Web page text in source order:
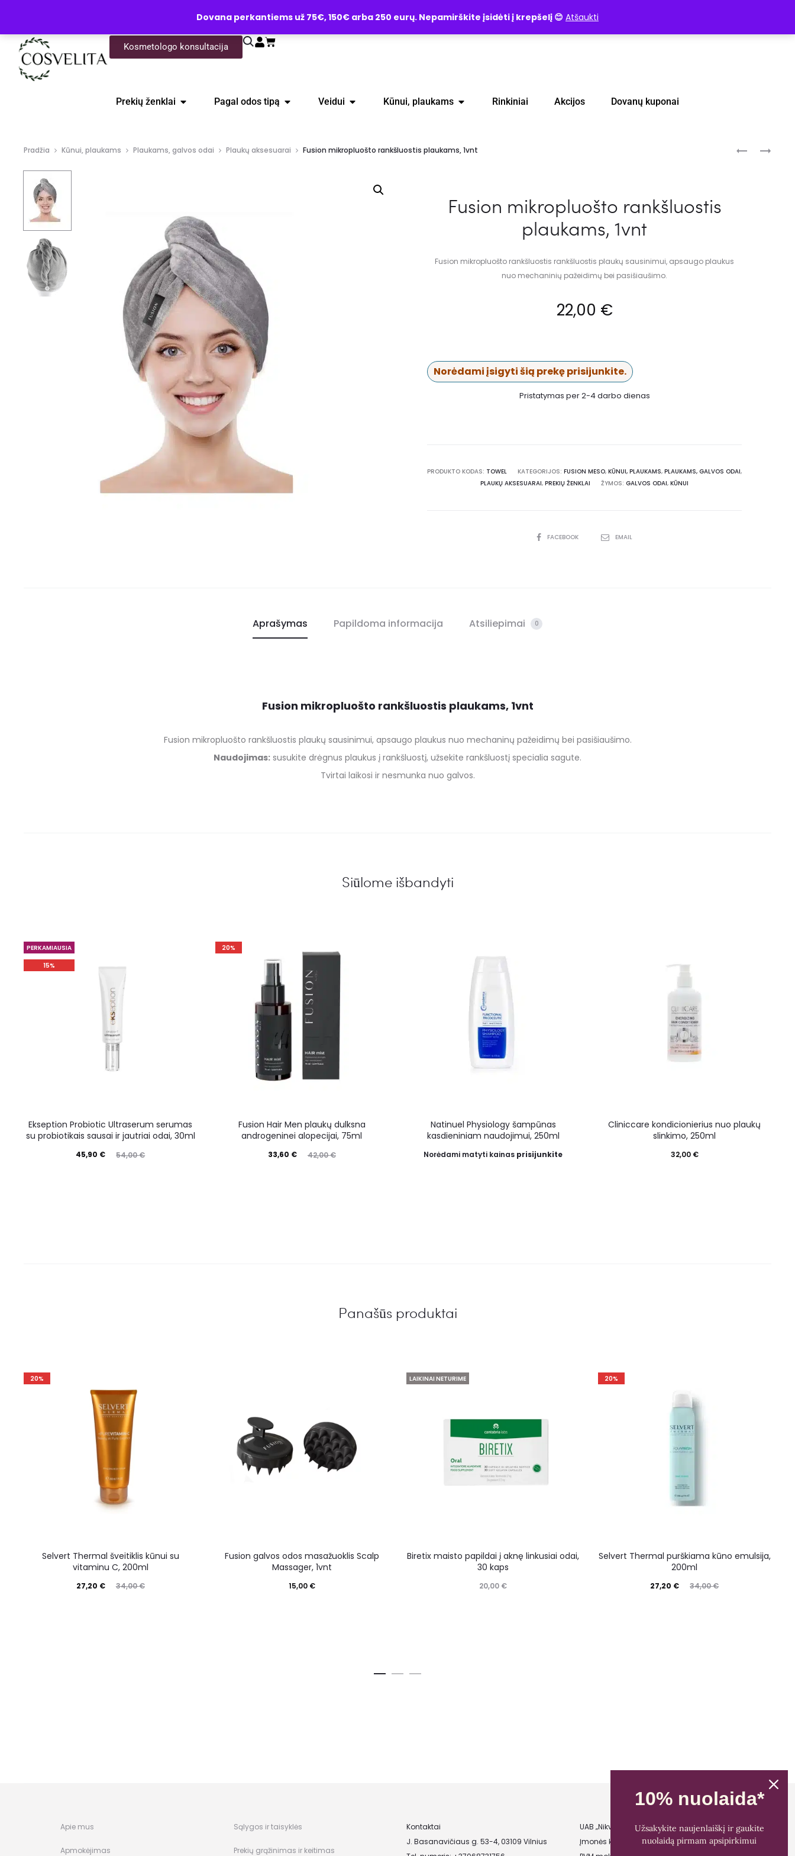
Dovana perkantiems už 75€, 150€ arba 250 eurų. Nepamirškite įsidėti į krepšelį 😊 Atšaukti
Kosmetologo konsultacija
Prekių ženklai Pagal odos tipą Veidui Kūnui, plaukams Rinkiniai Akcijos Dovanų kuponai
Pradžia Kūnui, plaukams Plaukams, galvos odai Plaukų aksesuarai Fusion mikropluošto rankšluostis plaukams, 1vnt
Fusion mikropluošto rankšluostis
plaukams, 1vnt
Fusion mikropluošto rankšluostis rankšluostis plaukų sausinimui, apsaugo plaukus
nuo mechaninių pažeidimų bei pasišiaušimo.
22,00 €
Norėdami įsigyti šią prekę prisijunkite.
Pristatymas per 2-4 darbo dienas
PRODUKTO KODAS: TOWEL KATEGORIJOS: FUSION MESO, KŪNUI, PLAUKAMS, PLAUKAMS, GALVOS ODAI,
PLAUKŲ AKSESUARAI, PREKIŲ ŽENKLAI ŽYMOS: GALVOS ODAI, KŪNUI
FACEBOOK EMAIL
Aprašymas Papildoma informacija Atsiliepimai 0
Fusion mikropluošto rankšluostis plaukams, 1vnt
Fusion mikropluošto rankšluostis plaukų sausinimui, apsaugo plaukus nuo mechaninų pažeidimų bei pasišiaušimo.
Naudojimas: susukite drėgnus plaukus į rankšluostį, užsekite rankšluostį specialia sagute.
Tvirtai laikosi ir nesmunka nuo galvos.
Siūlome išbandyti
PERKAMIAUSIA
15%
Ekseption Probiotic Ultraserum serumas
su probiotikais sausai ir jautriai odai, 30ml
54,00€
45,90 €
20%
Fusion Hair Men plaukų dulksna
androgeninei alopecijai, 75ml
42,00€
33,60 €
Natinuel Physiology šampūnas
kasdieniniam naudojimui, 250ml
Norėdami matyti kainas prisijunkite
Cliniccare kondicionierius nuo plaukų
slinkimo, 250ml
32,00 €
Panašūs produktai
20%
Selvert Thermal šveitiklis kūnui su
vitaminu C, 200ml
34,00€
27,20 €
Fusion galvos odos masažuoklis Scalp
Massager, 1vnt
15,00 €
LAIKINAI NETURIME
Biretix maisto papildai į aknę linkusiai odai,
30 kaps
20,00 €
20%
Selvert Thermal purškiama kūno emulsija,
200ml
34,00€
27,20 €
Apie mus
Apmokėjimas
Sąlygos ir taisyklės
Prekių grąžinimas ir keitimas
Kontaktai
J. Basanavičiaus g. 53-4, 03109 Vilnius
UAB „Nikvera”
Įmonės kodas: 303481944
10% nuolaida*
Užsakykite naujenlaiškį ir gaukite
nuolaidą pirmam apsipirkimui